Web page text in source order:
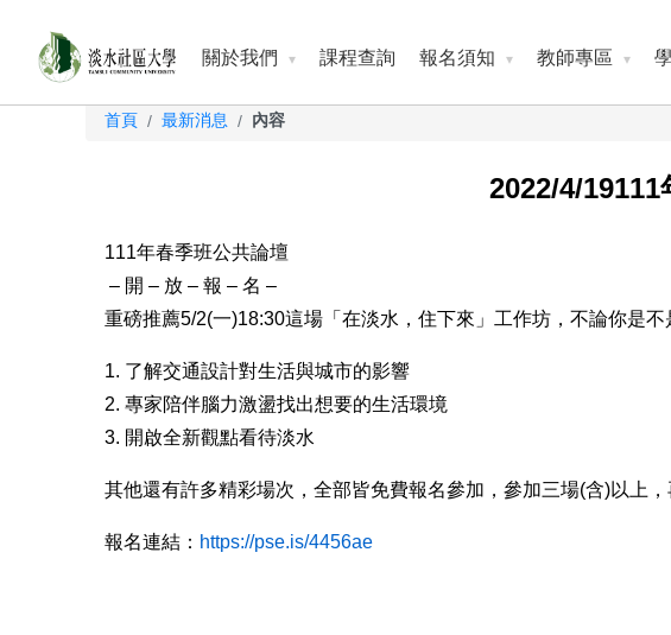
關於我們 課程查詢 報名須知 教師專區
首頁 / 最新消息 / 內容
2022/4/
111年春季班公共論壇
– 開 – 放 – 報 – 名 –
重磅推薦5/2(一)18:30這場「在淡水，住下來」工作坊，不論你是
1. 了解交通設計對生活與城市的影響
2. 專家陪伴腦力激盪找出想要的生活環境
3. 開啟全新觀點看待淡水
其他還有許多精彩場次，全部皆免費報名參加，參加三場(含)以上
報名連結： https://pse.is/4456ae